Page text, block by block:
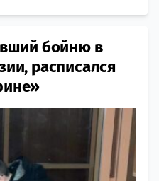
бойню в
расписался